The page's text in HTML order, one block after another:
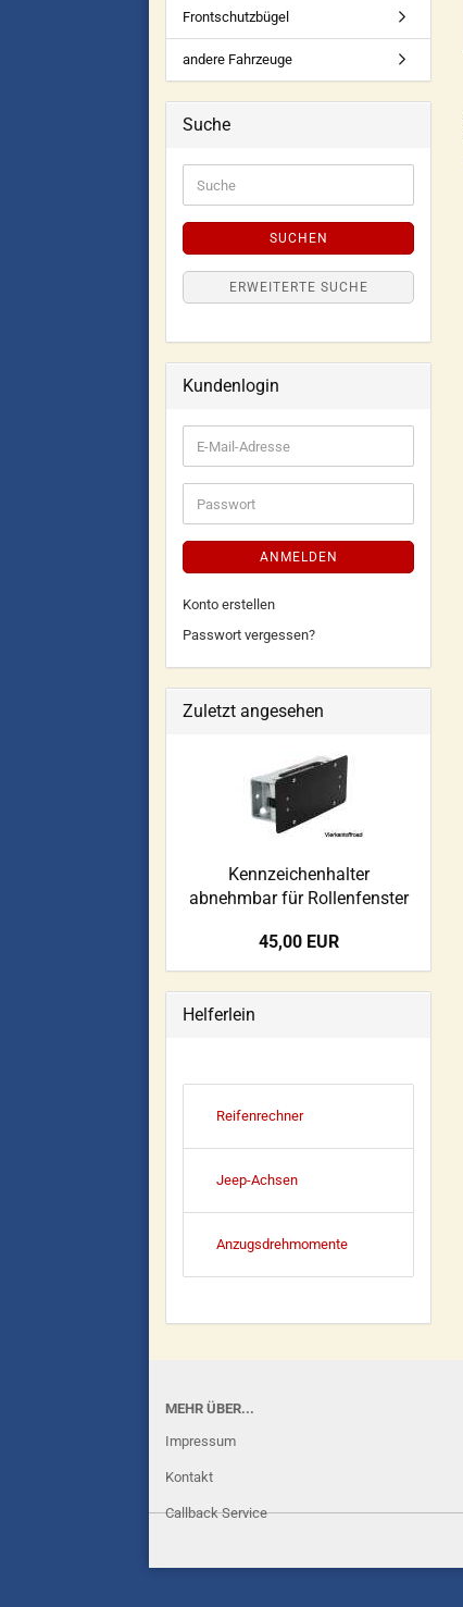
Frontschutzbügel
andere Fahrzeuge
Suche
SUCHEN
ERWEITERTE SUCHE
Kundenlogin
ANMELDEN
Konto erstellen
Passwort vergessen?
Zuletzt angesehen
Kennzeichenhalter
abnehmbar für Rollenfenster
45,00 EUR
Helferlein
Reifenrechner
Jeep-Achsen
Anzugsdrehmomente
MEHR ÜBER...
Impressum
Kontakt
Callback Service